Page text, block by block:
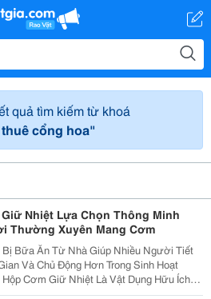
quả tìm kiếm từ khoá
cổng hoa"
Nhiệt Lựa Chọn Thông Minh
Thường Xuyên Mang Cơm
Bị Bữa Ăn Từ Nhà Giúp Nhiều Người Tiết
Và Chủ Động Hơn Trong Sinh Hoạt
Hộp Cơm Giữ Nhiệt Là Vật Dụng Hữu Ích,
Những Ai Muốn Mang Theo Cơm Đến